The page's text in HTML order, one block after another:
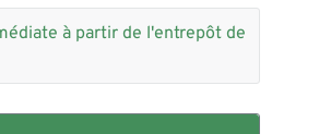
à partir de l'entrepôt de